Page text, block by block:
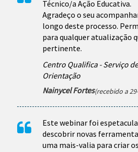
Técnico/a Ação Educativa.
Agradeço o seu
longo deste processo.
para qualquer atualização
pertinente.
Centro Qualifica - Serviço
Orientação
Nainycel Fortes(recebido a
Este webinar foi
descobrir novas
uma mais-valia para criar